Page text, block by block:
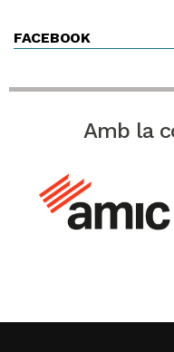
FACEBOOK
Amb la